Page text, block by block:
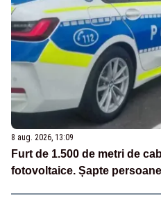
8 aug. 2026, 13:09
Furt de 1.500 de metri de
fotovoltaice. Șapte